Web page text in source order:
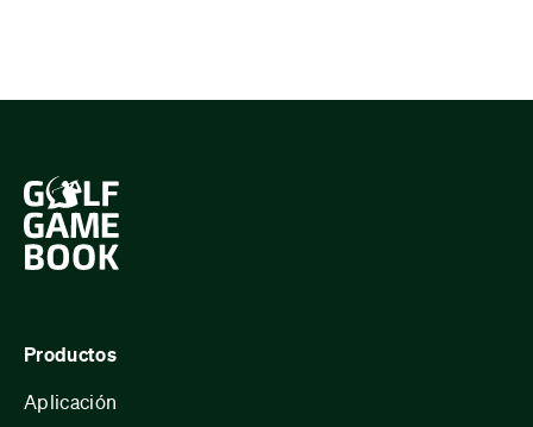
Productos
Aplicación